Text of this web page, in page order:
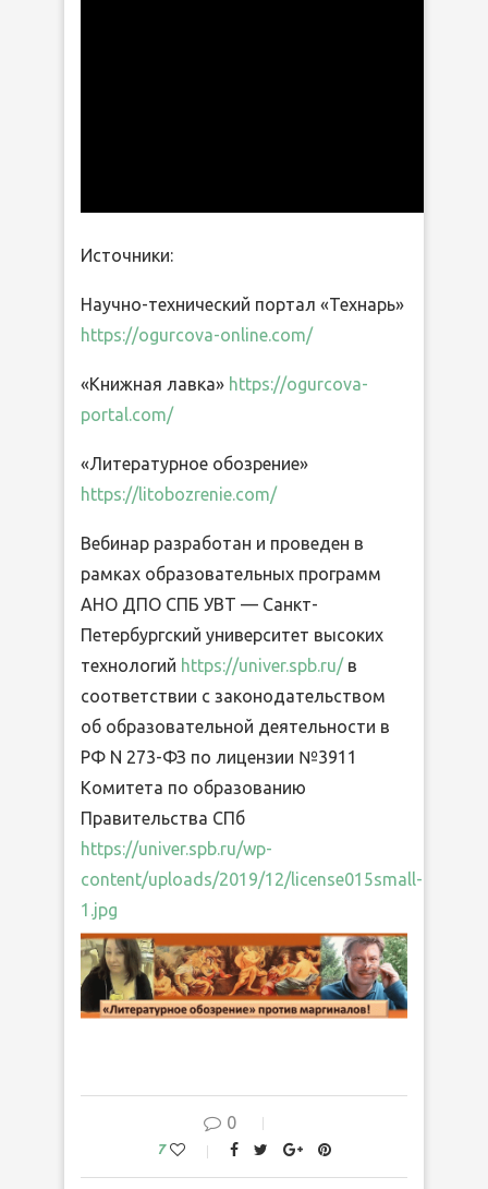
Источники:
Научно-технический портал «Технарь»
https://ogurcova-online.com/
«Книжная лавка» https://ogurcova-
portal.com/
«Литературное обозрение»
https://litobozrenie.com/
Вебинар разработан и проведен в
рамках образовательных программ
АНО ДПО СПБ УВТ — Санкт-
Петербургский университет высоких
технологий https://univer.spb.ru/в
соответствии с законодательством
об образовательной деятельности в
РФ N 273-ФЗ по лицензии №3911
Комитета по образованию
Правительства СПб
https://univer.spb.ru/wp-
content/uploads/2019/12/license015small-
1.jpg
0
7